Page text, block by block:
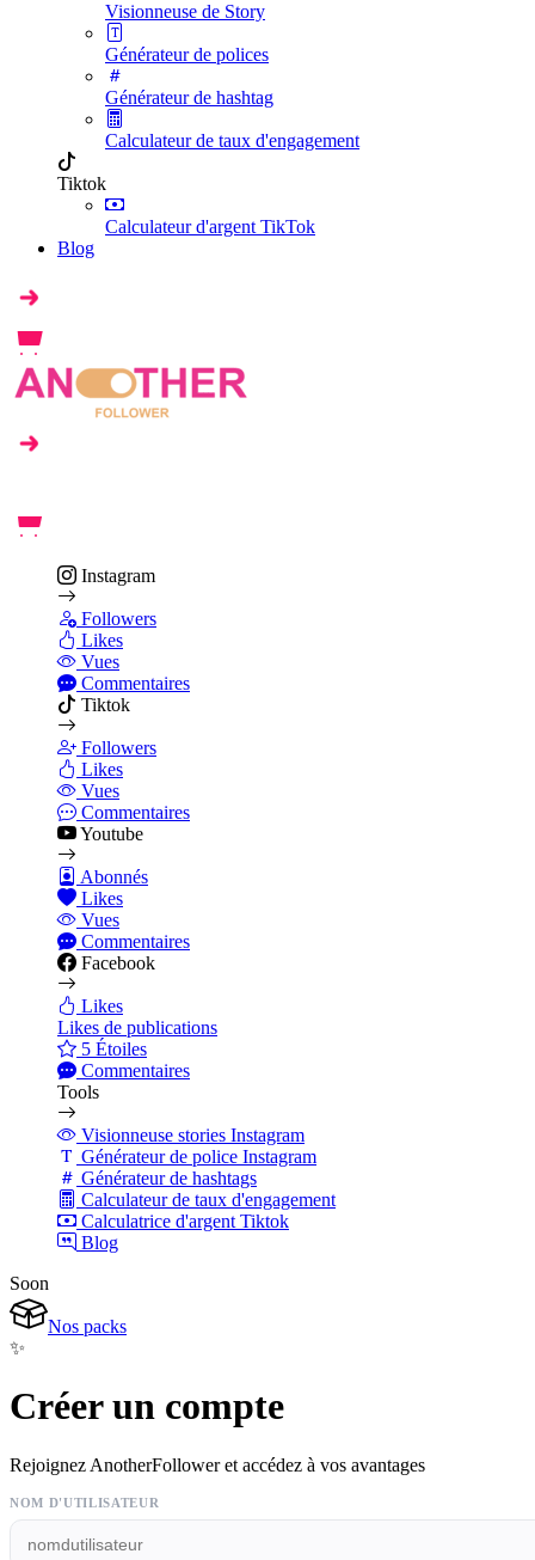
Visionneuse de Story
Générateur de polices
Générateur de hashtag
Calculateur de taux d'engagement
Tiktok
Calculateur d'argent TikTok
Blog
Instagram
Followers
Likes
Vues
Commentaires
Tiktok
Followers
Likes
Vues
Commentaires
Youtube
Abonnés
Likes
Vues
Commentaires
Facebook
Likes
Likes de publications
5 Étoiles
Commentaires
Tools
Visionneuse stories Instagram
Générateur de police Instagram
Générateur de hashtags
Calculateur de taux d'engagement
Calculatrice d'argent Tiktok
Blog
Soon
Nos packs
✨
Créer un compte
Rejoignez AnotherFollower et accédez à vos avantages
NOM D'UTILISATEUR